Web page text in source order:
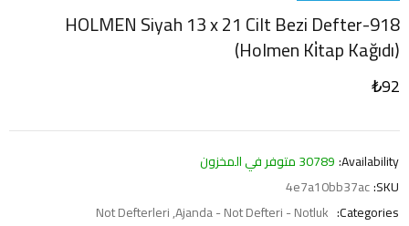
918-HOLMEN Siyah 13 x 21 Cilt Bezi Defter
(Holmen Ki̇tap Kağıdı)
₺92
Availability: 30789 متوفر في المخزون
SKU:
4e7a10bb37ac
Categories:
Ajanda - Not Defteri - Notluk
,
Not Defterleri